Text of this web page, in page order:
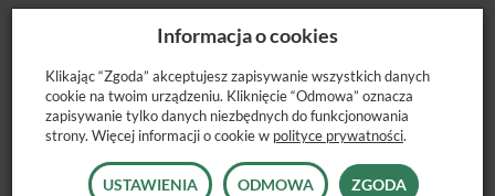
- krótki czas wiązania w jamie ustnej
- bezpieczna dezynfekcja w preparatach Masterin, Zeta 7
Solution lub Zeta 7 Spray
- 3 lata gwarancji
Informacja o cookies
Klikając “Zgoda” akceptujesz zapisywanie wszystkich danych
cookie na twoim urządzeniu. Kliknięcie “Odmowa” oznacza
zapisywanie tylko danych niezbędnych do funkcjonowania
strony. Więcej informacji o cookie w polityce prywatności.
USTAWIENIA ODMOWA ZGODA